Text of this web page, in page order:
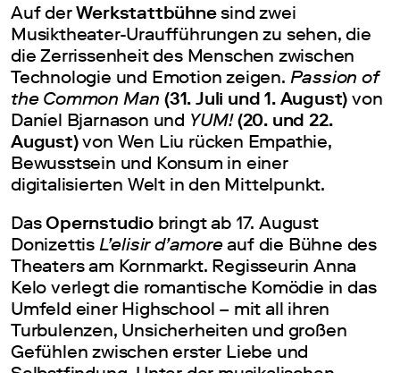
Auf derWerkstattbühnesind zwei
Musiktheater-Uraufführungen zu sehen, die
die Zerrissenheit des Menschen zwischen
Technologie und Emotion zeigen. Passion of
the Common Man (31. Juli und 1. August) von
Daníel Bjarnason und YUM! (20. und 22.
August)von Wen Liu rücken Empathie,
Bewusstsein und Konsum in einer
digitalisierten Welt in den Mittelpunkt.
DasOpernstudio bringt ab 17. August
Donizettis L’elisir d’amoreauf die Bühne des
Theaters am Kornmarkt. Regisseurin Anna
Kelo verlegt die romantische Komödie in das
Umfeld einer Highschool – mit all ihren
Turbulenzen, Unsicherheiten und großen
Gefühlen zwischen erster Liebe und